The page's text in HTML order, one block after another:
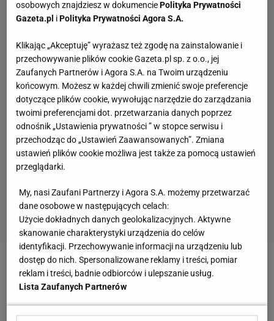
Zobacz wideoObóz Kamila Glika przerywa milczenie
ws. oskarżeń Anglików. "Zaczęli kombinować"
[SEKCJA PIŁKARSKA #91]
osobowych znajdziesz w dokumenciePolityka Prywatności
Gazeta.pl iPolityka Prywatności Agora S.A.
Klikając „Akceptuję” wyrażasz też zgodę na zainstalowanie i
przechowywanie plików cookie Gazeta.pl sp. z o.o., jej
Zaufanych Partnerów i Agora S.A. na Twoim urządzeniu
końcowym. Możesz w każdej chwili zmienić swoje preferencje
dotyczące plików cookie, wywołując narzędzie do zarządzania
twoimi preferencjami dot. przetwarzania danych poprzez
odnośnik „Ustawienia prywatności ” w stopce serwisu i
przechodząc do „Ustawień Zaawansowanych”. Zmiana
ustawień plików cookie możliwa jest także za pomocą ustawień
przeglądarki.
My, nasi Zaufani Partnerzy i Agora S.A. możemy przetwarzać
dane osobowe w następujących celach:
Użycie dokładnych danych geolokalizacyjnych. Aktywne
skanowanie charakterystyki urządzenia do celów
identyfikacji. Przechowywanie informacji na urządzeniu lub
dostęp do nich. Spersonalizowane reklamy i treści, pomiar
reklam i treści, badnie odbiorców i ulepszanie usług.
Lista Zaufanych Partnerów